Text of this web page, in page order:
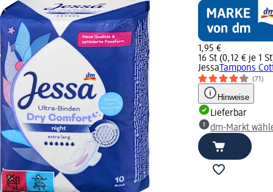
1,95 €
16 St (0,12 € je 1
Jessa Tampons
(71)
Hinweise
Lieferbar
dm-Markt